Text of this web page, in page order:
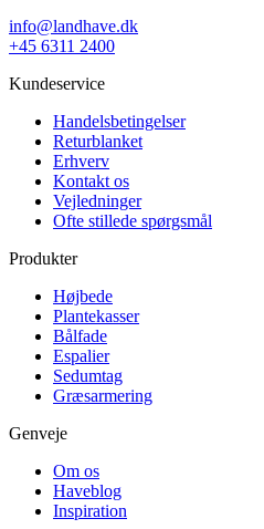
info@landhave.dk
+45 6311 2400
Kundeservice
Handelsbetingelser
Returblanket
Erhverv
Kontakt os
Vejledninger
Ofte stillede spørgsmål
Produkter
Højbede
Plantekasser
Bålfade
Espalier
Sedumtag
Græsarmering
Genveje
Om os
Haveblog
Inspiration